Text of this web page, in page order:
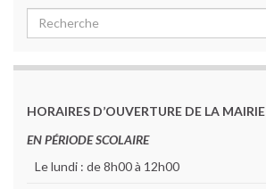
HORAIRES D’OUVERTURE DE LA MAIRIE
EN PÉRIODE SCOLAIRE
Le lundi : de 8h00 à 12h00